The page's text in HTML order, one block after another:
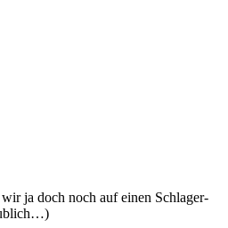
ja doch noch auf einen Schlager-